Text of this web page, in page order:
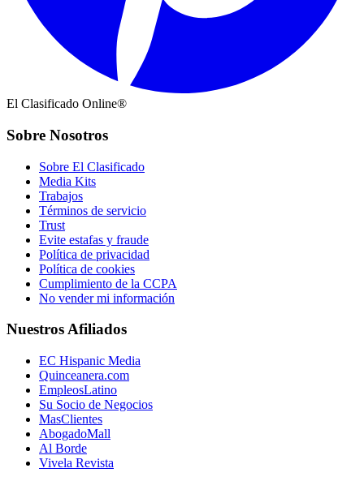
El Clasificado Online®
Sobre Nosotros
Sobre El Clasificado
Media Kits
Trabajos
Términos de servicio
Trust
Evite estafas y fraude
Política de privacidad
Política de cookies
Cumplimiento de la CCPA
No vender mi información
Nuestros Afiliados
EC Hispanic Media
Quinceanera.com
EmpleosLatino
Su Socio de Negocios
MasClientes
AbogadoMall
Al Borde
Vivela Revista